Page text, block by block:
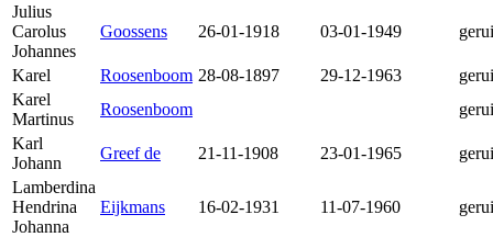
Julius
Carolus
Johannes
Goossens 26-01-1918 03-01-1949
Karel Roosenboom 28-08-1897 29-12-1963
Karel
Martinus
Roosenboom
Karl
Johann
Greef de 21-11-1908 23-01-1965
Lamberdina
Hendrina
Johanna
Eijkmans 16-02-1931 11-07-1960